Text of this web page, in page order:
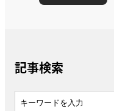
記事検索